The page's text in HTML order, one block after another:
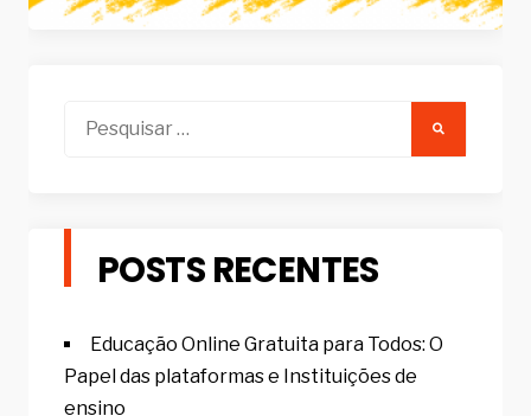
Pesquisar
POSTS RECENTES
Educação Online Gratuita para Todos: O
Papel das plataformas e Instituições de
ensino